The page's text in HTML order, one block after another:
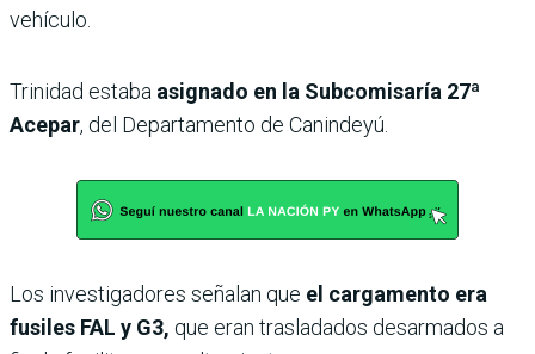
vehículo.
Trinidad estaba asignado en la Subcomisaría 27ª
Acepar, del Departamento de Canindeyú.
Los investigadores señalan que el cargamento era
fusiles FAL y G3, que eran trasladados desarmados a